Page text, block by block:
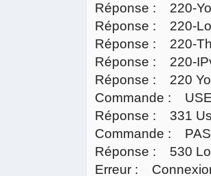
Réponse : 220-
Réponse : 220-
Réponse : 220-
Réponse : 220-
Réponse : 220
Commande :
Réponse : 331
Commande :
Réponse : 530
Erreur :